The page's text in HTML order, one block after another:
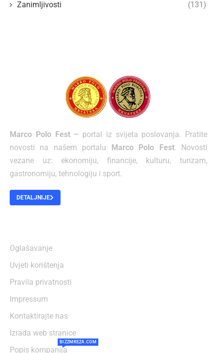
Zanimljivosti (131)
Marco Polo Fest – portal iz svijeta poslovanja. Pratite
novosti na našem portalu Marco Polo Fest. Novosti
vezane uz: ekonomiju, financije, kulturu, turizam,
gastronomiju, tehnologiju i sport.
DETALJNIJE
Oglašavanje
Uvjeti korištenja
Pravila privatnosti
Impressum
Kontaktirajte nas
Izrada web stranice
Popis kompanija
BIZZMREZA.COM